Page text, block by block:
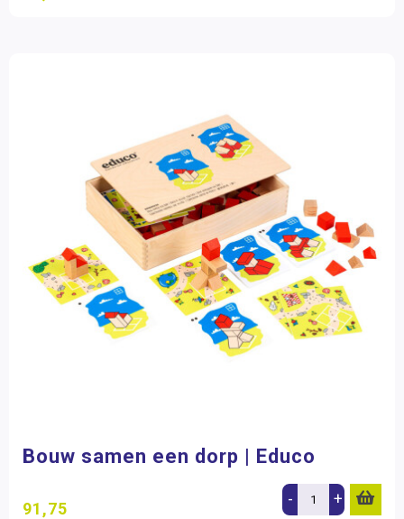
Bouw samen een dorp | Educo
91,75 - +